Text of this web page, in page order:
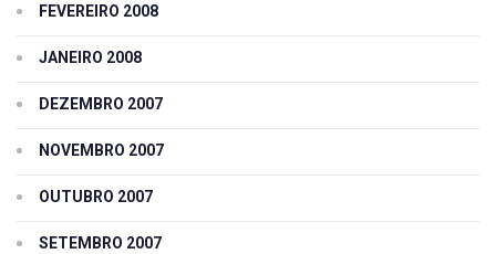
FEVEREIRO 2008
JANEIRO 2008
DEZEMBRO 2007
NOVEMBRO 2007
OUTUBRO 2007
SETEMBRO 2007